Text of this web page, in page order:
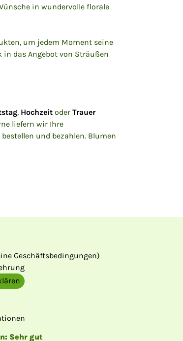
in wundervolle florale
um jedem Moment seine
das Angebot von Sträußen
, Hochzeit oder Trauer
liefern wir Ihre
und bezahlen. Blumen
Geschäftsbedingungen)
: Sehr gut